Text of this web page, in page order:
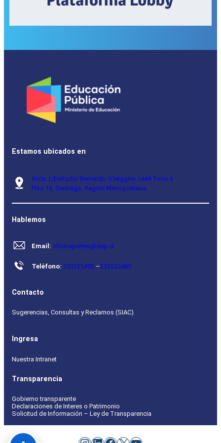
Estamos ubicados en
Avda. Libertador Bernardo O’Higgins 1449 Torre 4
Piso 16, Santiago, Región Metropolitana.
Hablemos
Email: oficinapartes@dep.cl
Teléfono: 233225492 –233225485
Contacto
Sugerencias, Consultas y Reclamos (SIAC)
Ingresa
Nuestra Intranet
Transparencia
Gobierno transparente
Declaraciones de Interes o Patrimonio
Solicitud de Información – Ley de Transparencia